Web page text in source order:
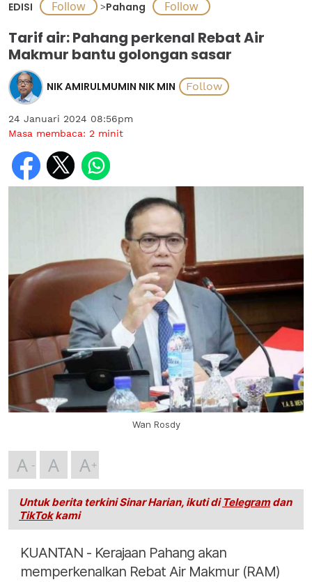
EDISI >Pahang
Tarif air: Pahang perkenal Rebat Air
Makmur bantu golongan sasar
NIK AMIRULMUMIN NIK MIN
24 Januari 2024 08:56pm
Masa membaca: 2 minit
Wan Rosdy
A A A
Untuk berita terkini Sinar Harian, ikuti di Telegramdan
TikTokkami
KUANTAN - Kerajaan Pahang akan
memperkenalkan Rebat Air Makmur (RAM)